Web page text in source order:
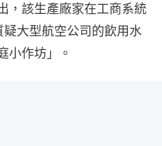
，該生產廠家在工商系統
大型航空公司的飲用水
小作坊」。